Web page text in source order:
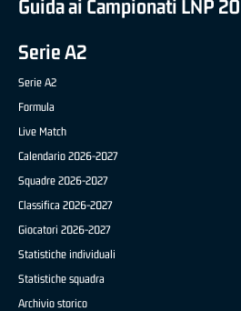
Guida ai Campionati LNP
Serie A2
Serie A2
Formula
Live Match
Calendario 2026-2027
Squadre 2026-2027
Classifica 2026-2027
Giocatori 2026-2027
Statistiche individuali
Statistiche squadra
Archivio storico